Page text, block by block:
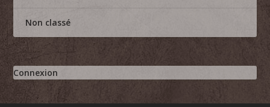
Non classé
Connexion